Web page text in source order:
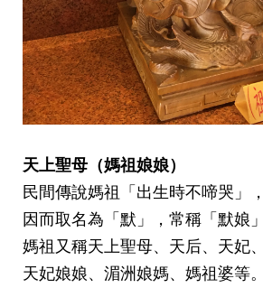
天上聖母（媽祖娘娘）
民間傳說媽祖「出生時不啼哭」，
因而取名為「默」
， 常稱「默娘」
媽祖又稱天上聖母、天后、天妃、
天妃娘娘、 湄洲娘媽、媽祖婆等。